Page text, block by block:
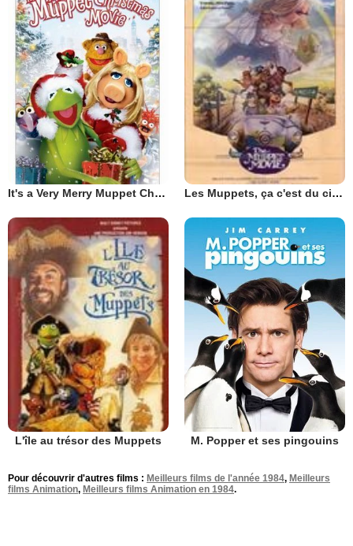
It's a Very Merry Muppet Christmas Movie Les Muppets, ça c'est du cinéma
L'île au trésor des Muppets M. Popper et ses pingouins
Pour découvrir d'autres films : Meilleurs films de l'année 1984, Meilleurs
films Animation, Meilleurs films Animation en 1984.